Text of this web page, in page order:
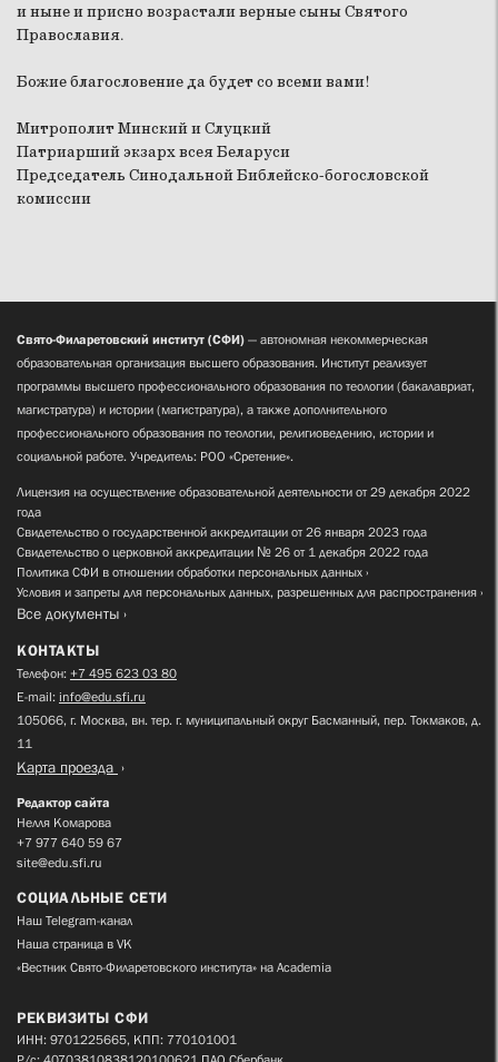
и ныне и присно возрастали верные сыны Святого
Православия.
Божие благословение да будет со всеми вами!
Митрополит Минский и Слуцкий
Патриарший экзарх всея Беларуси
Председатель Синодальной Библейско-богословской
комиссии
Свято-Филаретовский институт (СФИ) — автономная некоммерческая
образовательная организация высшего образования. Институт реализует
программы высшего профессионального образования по теологии (бакалавриат,
магистратура) и истории (магистратура), а также дополнительного
профессионального образования по теологии, религиоведению, истории и
социальной работе. Учредитель: РОО «Сретение».
Лицензия на осуществление образовательной деятельности от 29 декабря 2022
года
Свидетельство о государственной аккредитации от 26 января 2023 года
Свидетельство о церковной аккредитации № 26 от 1 декабря 2022 года
Политика СФИ в отношении обработки персональных данных
Условия и запреты для персональных данных, разрешенных для распространения
Все документы
КОНТАКТЫ
Телефон: +7 495 623 03 80
E-mail: info@edu.sfi.ru
105066, г. Москва, вн. тер. г. муниципальный округ Басманный, пер. Токмаков, д.
11
Карта проезда
Редактор сайта
Нелля Комарова
+7 977 640 59 67
site@edu.sfi.ru
СОЦИАЛЬНЫЕ СЕТИ
Наш Telegram-канал
Наша страница в VK
«Вестник Свято-Филаретовского института» на Academia
РЕКВИЗИТЫ СФИ
ИНН: 9701225665, КПП: 770101001